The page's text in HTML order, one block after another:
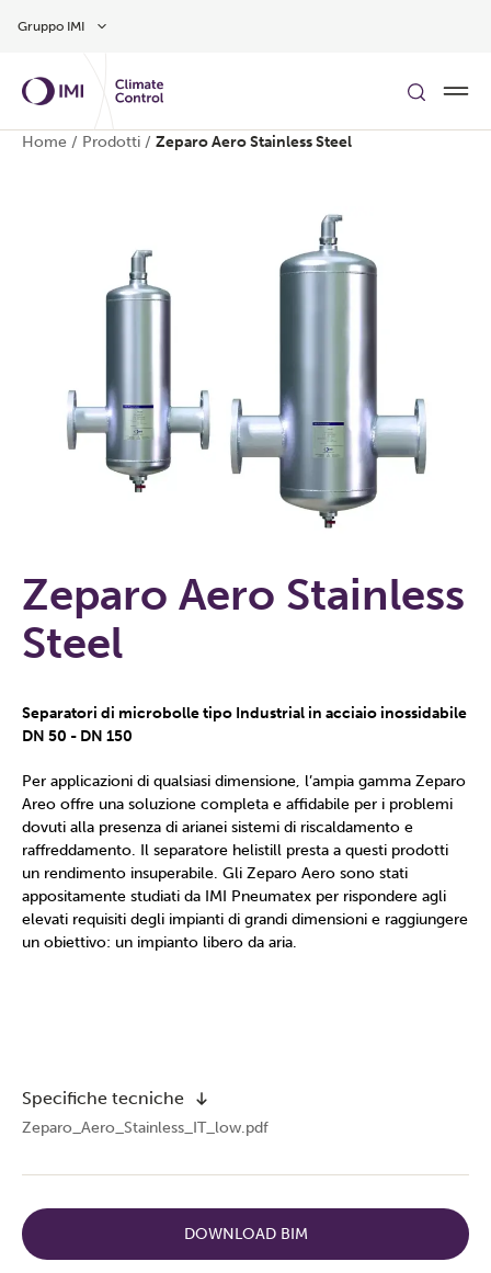
Gruppo IMI
Home / Prodotti / Zeparo Aero Stainless Steel
Zeparo Aero Stainless
Steel
Separatori di microbolle tipo Industrial in acciaio inossidabile
DN 50 - DN 150
Per applicazioni di qualsiasi dimensione, l’ampia gamma Zeparo
Areo offre una soluzione completa e affidabile per i problemi
dovuti alla presenza di arianei sistemi di riscaldamento e
raffreddamento. Il separatore helistill presta a questi prodotti
un rendimento insuperabile. Gli Zeparo Aero sono stati
appositamente studiati da IMI Pneumatex per rispondere agli
elevati requisiti degli impianti di grandi dimensioni e raggiungere
un obiettivo: un impianto libero da aria.
Specifiche tecniche
Zeparo_Aero_Stainless_IT_low.pdf
DOWNLOAD BIM